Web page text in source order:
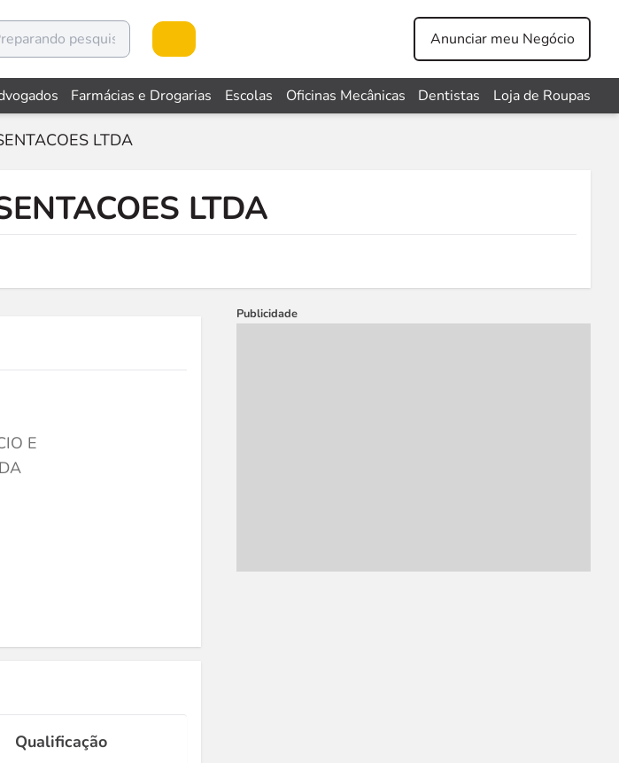
Anunciar meu Negócio
Farmácias e Drogarias Escolas Oficinas Mecânicas Dentistas Loja de Roupas
LTDA
LTDA
E
Qualificação
Publicidade